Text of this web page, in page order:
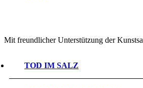
Mit freundlicher Unterstützung der
TOD IM SALZ